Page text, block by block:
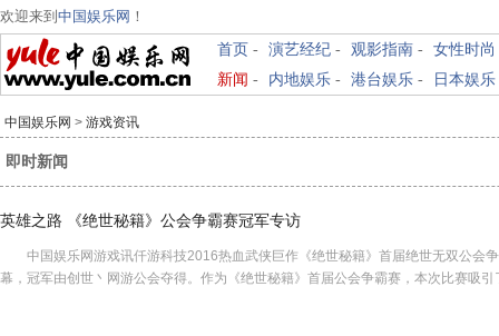
欢迎来到 中国娱乐网 ！
首页 - 演艺经纪 - 观影指南 - 女性时尚
新闻 - 内地娱乐 - 港台娱乐 - 日本娱乐
中国娱乐网 > 游戏资讯
即时新闻
英雄之路 《绝世秘籍》公会争霸赛冠军专访
中国娱乐网游戏讯仟游科技2016热血武侠巨作《绝世秘籍》首届绝世无双公会
幕，冠军由创世丶网游公会夺得。作为《绝世秘籍》首届公会争霸赛，本次比赛吸